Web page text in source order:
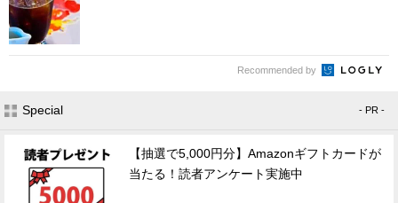
Recommended by
Special - PR -
【抽選で5,000円分】Amazonギフトカードが
当たる！読者アンケート実施中